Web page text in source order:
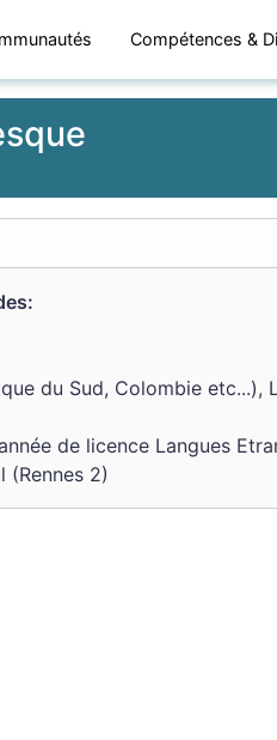
Compétences &
du Sud, Colombie etc...),
de licence Langues
(Rennes 2)